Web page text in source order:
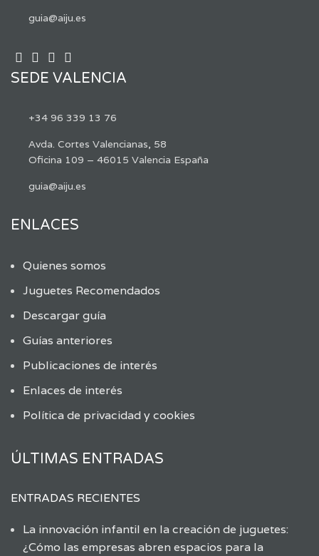
guia@aiju.es
SEDE VALENCIA
+34 96 339 13 76
Avda. Cortes Valencianas, 58
Oficina 109 – 46015 Valencia España
guia@aiju.es
ENLACES
Quienes somos
Juguetes Recomendados
Descargar guía
Guías anteriores
Publicaciones de interés
Enlaces de interés
Política de privacidad y cookies
ÚLTIMAS ENTRADAS
ENTRADAS RECIENTES
La innovación infantil en la creación de juguetes:
¿Cómo las empresas abren espacios para la